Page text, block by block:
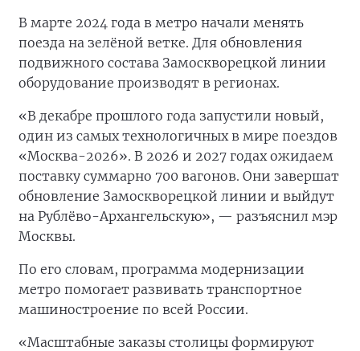
В марте 2024 года в метро начали менять
поезда на зелёной ветке. Для обновления
подвижного состава Замоскворецкой линии
оборудование производят в регионах.
«В декабре прошлого года запустили новый,
один из самых технологичных в мире поездов
«Москва-2026». В 2026 и 2027 годах ожидаем
поставку суммарно 700 вагонов. Они завершат
обновление Замоскворецкой линии и выйдут
на Рублёво-Архангельскую», — разъяснил мэр
Москвы.
По его словам, программа модернизации
метро помогает развивать транспортное
машиностроение по всей России.
«Масштабные заказы столицы формируют